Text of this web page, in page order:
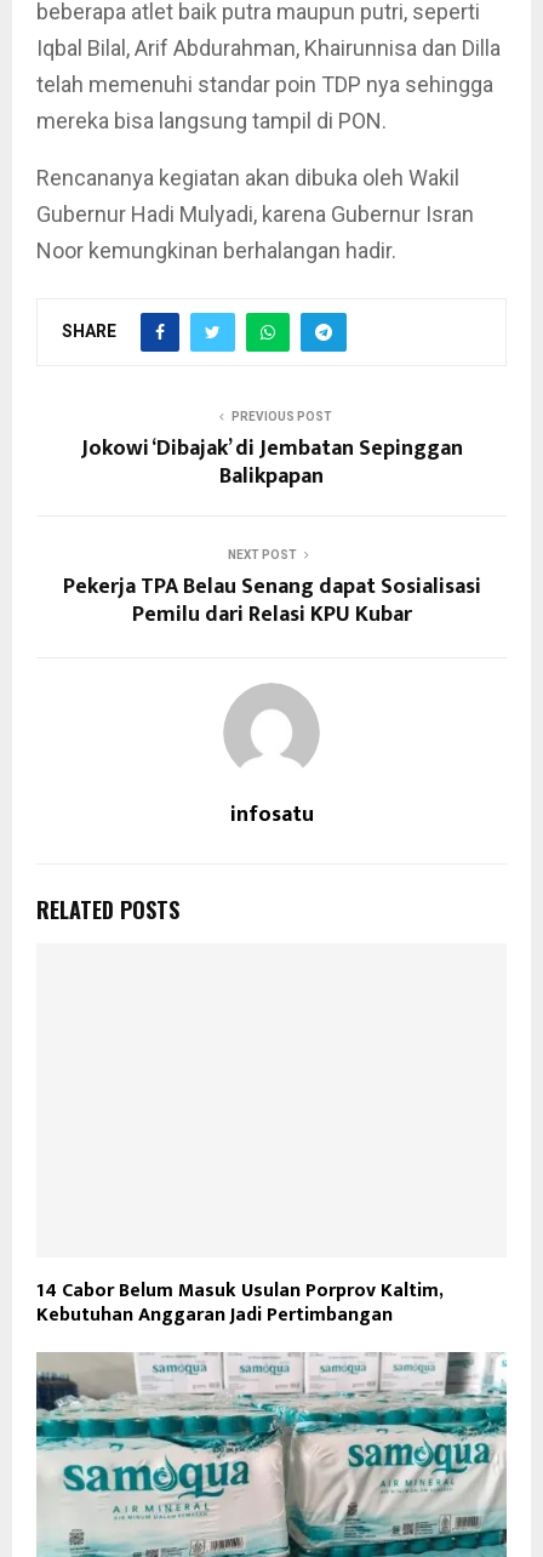
beberapa atlet baik putra maupun putri, seperti
Iqbal Bilal, Arif Abdurahman, Khairunnisa dan Dilla
telah memenuhi standar poin TDP nya sehingga
mereka bisa langsung tampil di PON.
Rencananya kegiatan akan dibuka oleh Wakil
Gubernur Hadi Mulyadi, karena Gubernur Isran
Noor kemungkinan berhalangan hadir.
SHARE
PREVIOUS POST
Jokowi ‘Dibajak’ di Jembatan Sepinggan
Balikpapan
NEXT POST
Pekerja TPA Belau Senang dapat Sosialisasi
Pemilu dari Relasi KPU Kubar
infosatu
RELATED POSTS
14 Cabor Belum Masuk Usulan Porprov Kaltim,
Kebutuhan Anggaran Jadi Pertimbangan